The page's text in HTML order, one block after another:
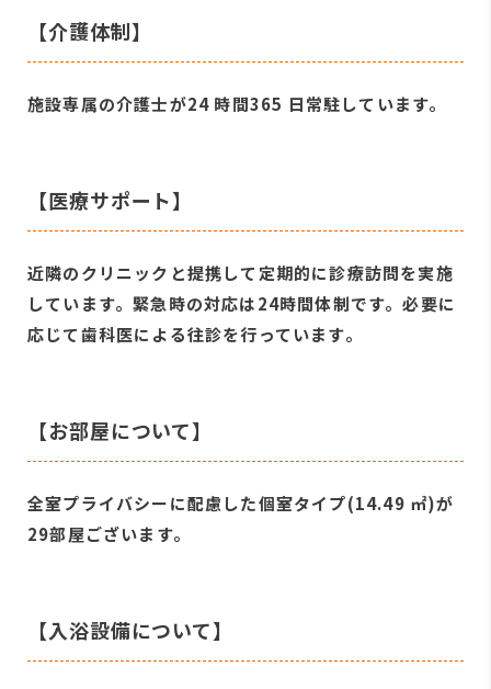
【介護体制】
施設専属の介護士が24 時間365 日常駐しています。
【医療サポート】
近隣のクリニックと提携して定期的に診療訪問を実施
しています。緊急時の対応は24時間体制です。必要に
応じて歯科医による往診を行っています。
【お部屋について】
全室プライバシーに配慮した個室タイプ(14.49 ㎡)が
29部屋ございます。
【入浴設備について】